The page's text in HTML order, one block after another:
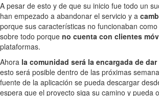
A pesar de esto y de que su inicio fue todo un
han empezado a abandonar el servicio y a
porque sus características no funcionaban
sobre todo porque no cuenta con clientes
plataformas.
Ahora la comunidad será la encargada de
esto será posible dentro de las próximas
fuente de la aplicación se pueda descargar
espera que el proyecto siga su camino y pueda